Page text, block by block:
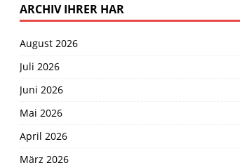
ARCHIV IHRER HAR
August 2026
Juli 2026
Juni 2026
Mai 2026
April 2026
März 2026